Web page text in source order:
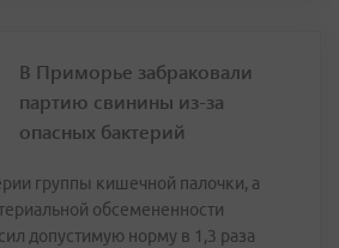
В Приморье забраковали
партию свинины из-за
опасных бактерий
группы кишечной палочки, а
обсемененности
допустимую норму в 1,3 раза